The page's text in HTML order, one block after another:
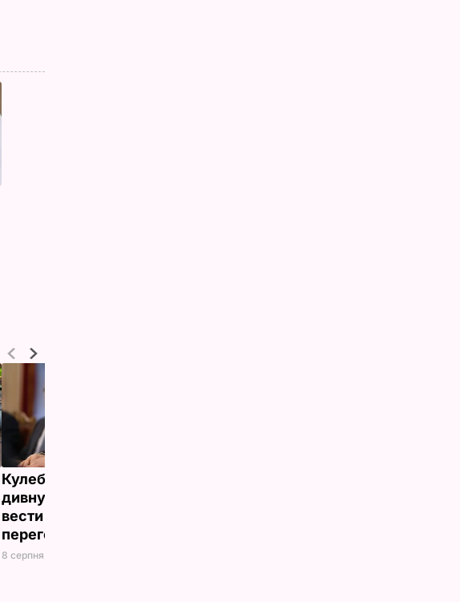
Кулеба розповів про
дивну манеру Путіна
вести телефонні
переговори
8 серпня, 10.25